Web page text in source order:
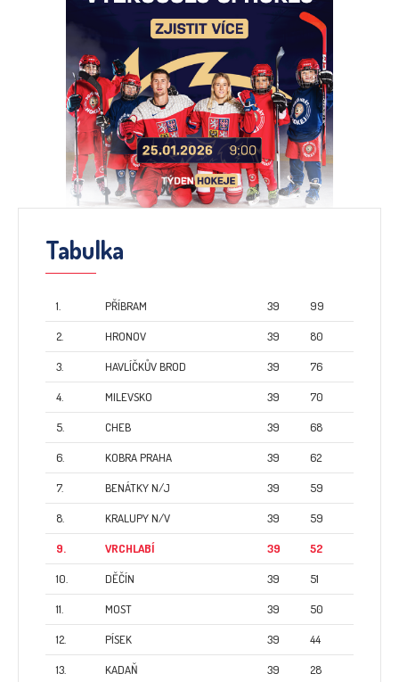
Tabulka
1. PŘÍBRAM 39 99
2. HRONOV 39 80
3. HAVLÍČKŮV BROD 39 76
4. MILEVSKO 39 70
5. CHEB 39 68
6. KOBRA PRAHA 39 62
7. BENÁTKY N/J 39 59
8. KRALUPY N/V 39 59
9. VRCHLABÍ 39 52
10. DĚČÍN 39 51
11. MOST 39 50
12. PÍSEK 39 44
13. KADAŇ 39 28